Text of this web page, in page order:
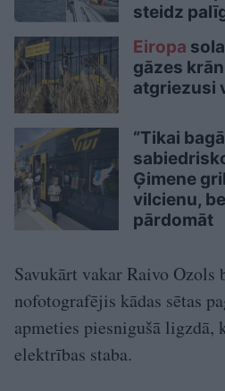
steidz
Eiropa
gāzes
atgriezusi
“Tikai
Ģimene
vilcienu,
pārdomāt
Savukārt vakar Raivo Ozols
nofotografējis kādas sētas
apmeties piesnigušā ligzdā,
elektrības staba.